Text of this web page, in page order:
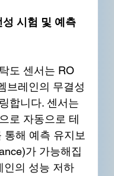
시험 및 예측
도 센서는 RO
브레인의 무결성
합니다. 센서는
로 자동으로 테
통해 예측 유지보
가 가능해집
인의 성능 저하